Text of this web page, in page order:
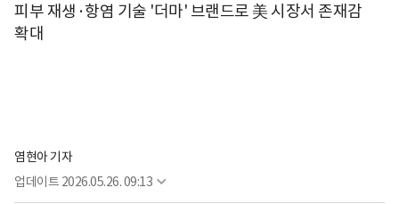
피부 재생·항염 기술 '더마' 브랜드로 美 시장서 존재감
확대
염현아 기자
업데이트 2026.05.26. 09:13